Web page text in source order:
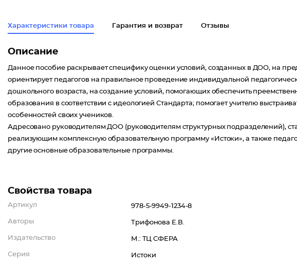
Характеристики товара Гарантия и возврат Отзывы
Описание
Данное пособие раскрывает специфику оценки условий, созданных в ДОО, на
ориентирует педагогов на правильное проведение индивидуальной
дошкольного возраста, на создание условий, помогающих обеспечить
образования в соответствии с идеологией Стандарта; помогает учителю
особенностей своих учеников.
Адресовано руководителям ДОО (руководителям структурных подразделений),
реализующим комплексную образовательную программу «Истоки», а также
другие основные образовательные программы.
Свойства товара
Артикул 978-5-9949-1234-8
Авторы Трифонова Е.В.
Издательство М.: ТЦ СФЕРА
Серия Истоки